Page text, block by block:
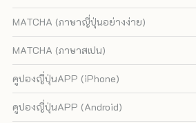
MATCHA (ภาษาญี่ปุ่นอย่างง่าย)
MATCHA (ภาษาสเปน)
คูปองญี่ปุ่นAPP (iPhone)
คูปองญี่ปุ่นAPP (Android)